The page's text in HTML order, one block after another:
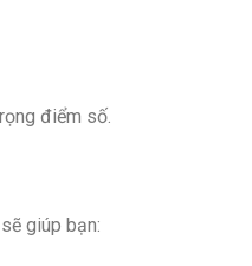
điểm số.
giúp bạn: